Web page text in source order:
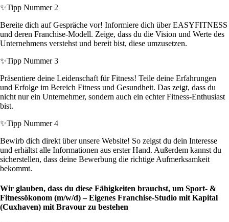
✨Tipp Nummer 2
Bereite dich auf Gespräche vor! Informiere dich über EASYFITNESS
und deren Franchise-Modell. Zeige, dass du die Vision und Werte des
Unternehmens verstehst und bereit bist, diese umzusetzen.
✨Tipp Nummer 3
Präsentiere deine Leidenschaft für Fitness! Teile deine Erfahrungen
und Erfolge im Bereich Fitness und Gesundheit. Das zeigt, dass du
nicht nur ein Unternehmer, sondern auch ein echter Fitness-Enthusiast
bist.
✨Tipp Nummer 4
Bewirb dich direkt über unsere Website! So zeigst du dein Interesse
und erhältst alle Informationen aus erster Hand. Außerdem kannst du
sicherstellen, dass deine Bewerbung die richtige Aufmerksamkeit
bekommt.
Wir glauben, dass du diese Fähigkeiten brauchst, um Sport- &
Fitnessökonom (m/w/d) – Eigenes Franchise-Studio mit Kapital
(Cuxhaven) mit Bravour zu bestehen